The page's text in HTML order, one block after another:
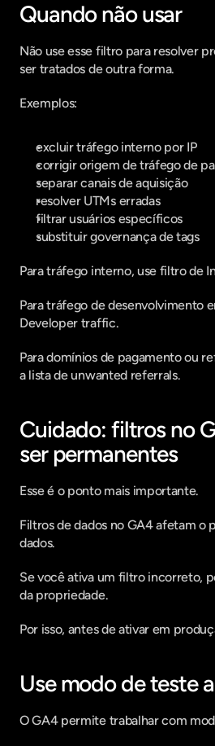
Quando não usar
Não use esse filtro para resolver
ser tratados de outra forma.
Exemplos:
excluir tráfego interno por IP
corrigir origem de tráfego de
separar canais de aquisição
resolver UTMs erradas
filtrar usuários específicos
substituir governança de tags
Para tráfego interno, use filtro de
Para tráfego de desenvolvimento
Developer traffic.
Para domínios de pagamento ou
a lista de unwanted referrals.
Cuidado: filtros no
ser permanentes
Esse é o ponto mais importante.
Filtros de dados no GA4 afetam o
dados.
Se você ativa um filtro incorreto,
da propriedade.
Por isso, antes de ativar em
Use modo de teste
O GA4 permite trabalhar com